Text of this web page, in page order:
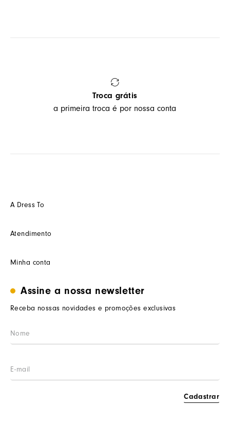
Troca grátis
a primeira troca é por nossa conta
A Dress To
Futuro
Seja um(a) cliente multimarca
Trabalhe conosco
Atendimento
Como trocar
Segurança e privacidade
Prazos de entrega
LGPD
Cashback
Minha conta
Meus pedidos
Wishlist
Assine a nossa newsletter
Receba nossas novidades e promoções exclusivas
Cadastrar